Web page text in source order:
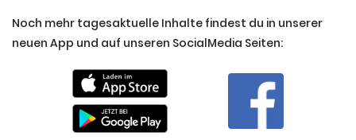
Noch mehr tagesaktuelle Inhalte findest du in unserer
neuen App und auf unseren SocialMedia Seiten: